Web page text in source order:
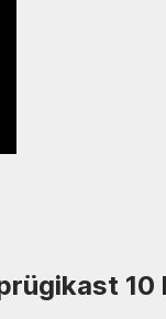
10